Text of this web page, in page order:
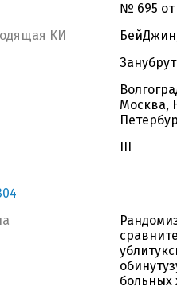
№ 695 от
КИ
Москва,
III
больных